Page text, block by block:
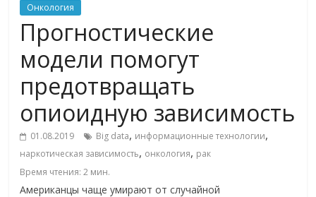
Онкология
Прогностические
модели помогут
предотвращать
опиоидную зависимость
01.08.2019 Big data, информационные технологии,
наркотическая зависимость, онкология, рак
Время чтения:2 мин.
Американцы чаще умирают от случайной